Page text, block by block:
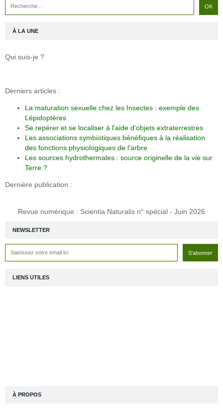
NEWSLETTER
À LA UNE
Qui suis-je ?
Derniers articles :
La maturation sexuelle chez les Insectes : exemple des
Lépidoptères
Se repérer et se localiser à l'aide d'objets extraterrestres
Les associations symbiotiques bénéfiques à la réalisation
des fonctions physiologiques de l'arbre
Les sources hydrothermales : source originelle de la vie sur
Terre ?
Dernière publication :
Revue numérique : Scientia Naturalis n° spécial - Juin 2026
LIENS UTILES
À PROPOS